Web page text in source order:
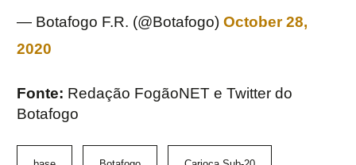
— Botafogo F.R. (@Botafogo) October 28,
2020
Fonte: Redação FogãoNET e Twitter do
Botafogo